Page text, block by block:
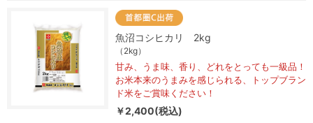
魚沼コシヒカリ 2kg
（2kg）
甘み、うま味、香り、どれをとっても一級品！
お米本来のうまみを感じられる、トップブラン
ド米をご賞味ください！
￥2,400(税込)